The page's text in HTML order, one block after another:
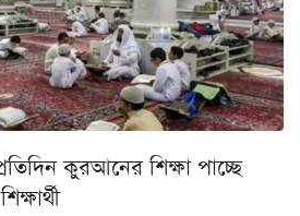
কুরআনের শিক্ষা পাচ্ছে